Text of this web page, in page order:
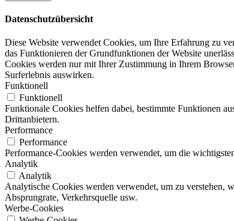
Datenschutzübersicht
Diese Website verwendet Cookies, um Ihre Erfahrung zu
das Funktionieren der Grundfunktionen der Website
Cookies werden nur mit Ihrer Zustimmung in Ihrem
Surferlebnis auswirken.
Funktionell
Funktionell
Funktionale Cookies helfen dabei, bestimmte Funktionen
Drittanbietern.
Performance
Performance
Performance-Cookies werden verwendet, um die
Analytik
Analytik
Analytische Cookies werden verwendet, um zu verstehen,
Absprungrate, Verkehrsquelle usw.
Werbe-Cookies